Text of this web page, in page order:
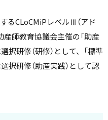
るCLoCMiPレベルⅢ（アド
師教育協議会主催の「助産
択研修（研修）として、「標準
択研修（助産実践）として認